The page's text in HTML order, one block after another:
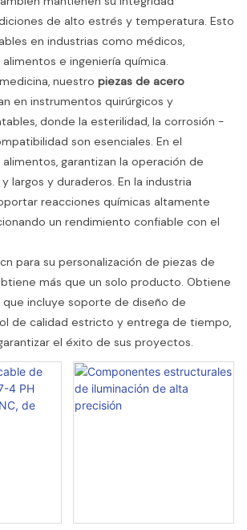
de alto estrés y temperatura. Esto
en industrias como médicos,
e ingeniería química.
nuestro piezas de acero
en instrumentos quirúrgicos y
donde la esterilidad, la corrosión -
son esenciales. En el
garantizan la operación de
largos y duraderos. En la industria
reacciones químicas altamente
un rendimiento confiable con el
para su personalización de piezas de
más que un solo producto. Obtiene
que incluye soporte de diseño de
de calidad estricto y entrega de tiempo,
el éxito de sus proyectos.